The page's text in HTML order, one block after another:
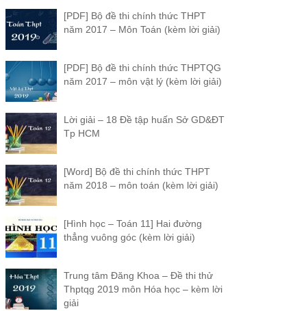
[PDF] Bộ đề thi chính thức THPT
năm 2017 – Môn Toán (kèm lời giải)
[PDF] Bộ đề thi chính thức THPTQG
năm 2017 – môn vật lý (kèm lời giải)
Lời giải – 18 Đề tập huấn Sở GD&ĐT
Tp HCM
[Word] Bộ đề thi chính thức THPT
năm 2018 – môn toán (kèm lời giải)
[Hình học – Toán 11] Hai đường
thẳng vuông góc (kèm lời giải)
Trung tâm Đăng Khoa – Đề thi thử
Thptqg 2019 môn Hóa học – kèm lời
giải